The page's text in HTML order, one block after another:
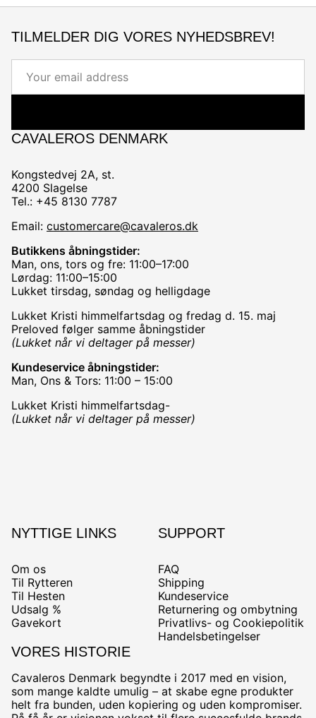
VORES HISTORIE
Cavaleros Denmark begyndte i 2017 med en vision,
som mange kaldte umulig – at skabe egne produkter
helt fra bunden, uden kopiering og uden kompromiser.
TILMELDER DIG VORES NYHEDSBREV!
Email
CAVALEROS DENMARK
Kongstedvej 2A, st.
4200 Slagelse
Tel.: +45 8130 7787
Email: customercare@cavaleros.dk
Butikkens åbningstider:
Man, ons, tors og fre: 11:00–17:00
Lørdag: 11:00–15:00
Lukket tirsdag, søndag og helligdage
Lukket Kristi himmelfartsdag og fredag d. 15. maj
Preloved følger samme åbningstider
(Lukket når vi deltager på messer)
Kundeservice åbningstider:
Man, Ons & Tors: 11:00 – 15:00
Lukket Kristi himmelfartsdag-
(Lukket når vi deltager på messer)
NYTTIGE LINKS
Om os
Til Rytteren
Til Hesten
Udsalg %
Gavekort
SUPPORT
FAQ
Shipping
Kundeservice
Returnering og ombytning
Privatlivs- og Cookiepolitik
Handelsbetingelser